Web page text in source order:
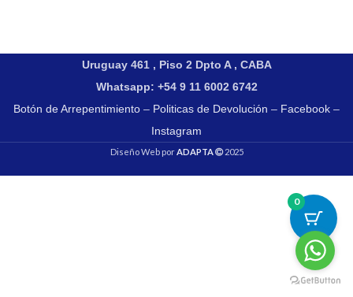
Uruguay 461 , Piso 2 Dpto A , CABA
Whatsapp: +54 9 11 6002 6742
Botón de Arrepentimiento – Politicas de Devolución – Facebook –
Instagram
Diseño Web porADAPTA 2025
0